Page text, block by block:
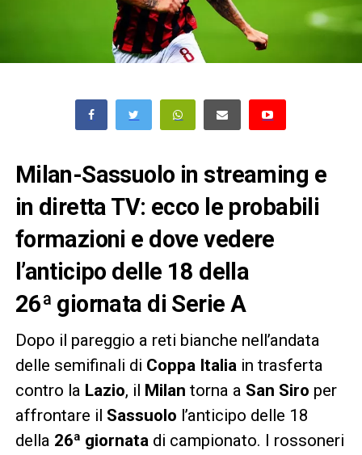
Milan-Sassuolo in streaming e
in diretta TV: ecco le probabili
formazioni e dove vedere
l’anticipo delle 18 della
26ª giornata di Serie A
Dopo il pareggio a reti bianche nell’andata
delle semifinali di Coppa Italiain trasferta
contro la Lazio, il Milan torna a San Siro per
affrontare il Sassuolo l’anticipo delle 18
della 26ª giornatadi campionato. I rossoneri